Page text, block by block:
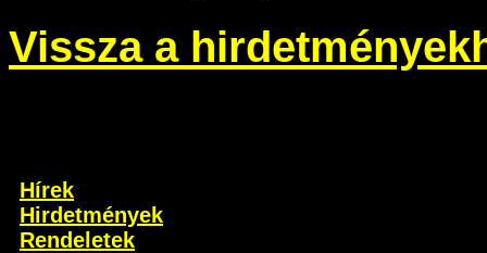
Vissza a
Hírek
Hirdetmények
Rendeletek